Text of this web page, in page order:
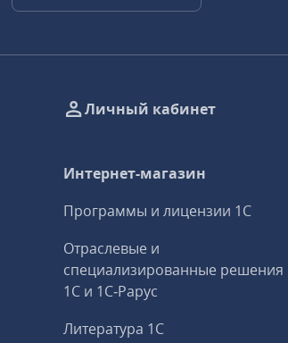
Личный кабинет
Интернет-магазин
Программы и лицензии 1С
Отраслевые и
специализированные решения
1С и 1С‑Рарус
Литература 1С